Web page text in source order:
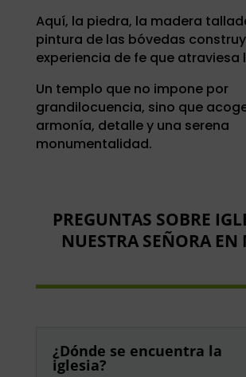
Aquí, la piedra, la madera
pintura de las bóvedas
experiencia de fe que atraviesa
Un templo que no impone por
grandilocuencia, sino que
armonía, detalle y una serena
monumentalidad.
PREGUNTAS SOBRE
NUESTRA SEÑORA EN
¿Dónde se encuentra la
iglesia?